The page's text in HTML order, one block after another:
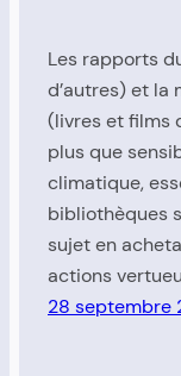
Les rapports
d’autres) et
(livres et films
plus que
climatique,
bibliothèques
sujet en
actions
28 septembre